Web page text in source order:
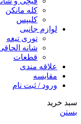
کله مانکن
کلیپس
لوازم جانبی
توری تیغه
شانه
قطعات
علاقه مندی
مقایسه
ورود / ثبت نام
سبد خرید
بستن